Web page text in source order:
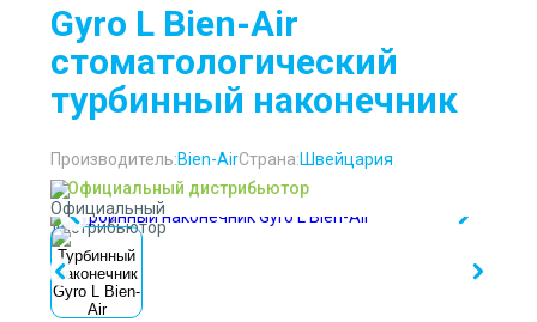
О компании
Доставка
Проект клиники
Статьи
Контакты
Gyro L Bien-Air
стоматологический
турбинный наконечник
Производитель:Bien-AirСтрана:Швейцария
Официальный дистрибьютор